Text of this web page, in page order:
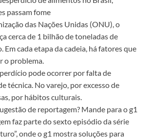
passam fome
das Nações Unidas (ONU), o
cerca de 1 bilhão de toneladas de
Em cada etapa da cadeia, há fatores que
o problema.
pode ocorrer por falta de
técnica. No varejo, por excesso de
por hábitos culturais.
de reportagem? Mande para o g1
faz parte do sexto episódio da série
onde o g1 mostra soluções para